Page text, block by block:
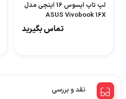
لپ تاپ ایسوس 16 اینچی مدل
ASUS Vivobook 16X
K3605VV i9 13900H
16GB1TB RTX4060 -B
تماس بگیرید
نقد و بررسی